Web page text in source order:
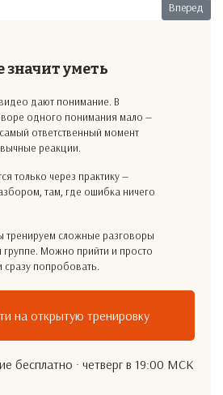
клиент Вперед
значит уметь
дают понимание. В
одного понимания мало —
ответственный момент
реакции.
только через практику —
там, где ошибка ничего
тренируем сложные разговоры
группе. Можно прийти и просто
сразу попробовать.
на открытую тренировку
бесплатно · четверг в 19:00 МСК